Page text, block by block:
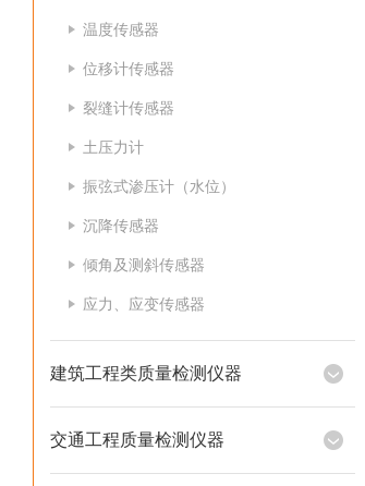
温度传感器
位移计传感器
裂缝计传感器
土压力计
振弦式渗压计（水位）
沉降传感器
倾角及测斜传感器
应力、应变传感器
建筑工程类质量检测仪器
交通工程质量检测仪器